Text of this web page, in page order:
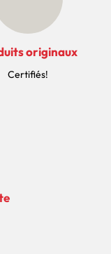
originaux
Certifiés!